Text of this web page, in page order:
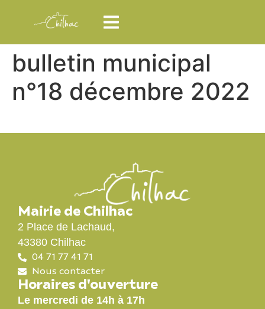
bulletin municipal
n°18 décembre 2022
Mairie de Chilhac
2 Place de Lachaud,
43380 Chilhac
04 71 77 41 71
Nous contacter
Horaires d'ouverture
Le mercredi de 14h à 17h